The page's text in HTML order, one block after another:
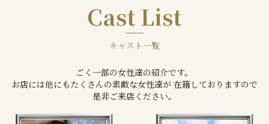
Cast List
キャスト一覧
ごく一部の女性達の紹介です。
お店には他にもたくさんの素敵な女性達が 在籍しておりますので
是非ご来店ください。